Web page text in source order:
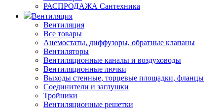
РАСПРОДАЖА Сантехника
Вентиляция
Вентиляция
Все товары
Анемостаты, диффузоры, обратные клапаны
Вентиляторы
Вентиляционные каналы и воздуховоды
Вентиляционные лючки
Выходы стенные, торцевые площадки, фланцы
Соединители и заглушки
Тройники
Вентиляционные решетки